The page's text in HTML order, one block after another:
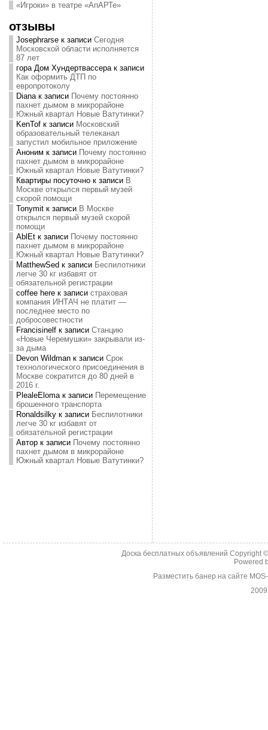
«Игроки» в театре «АпАРТе»
отзывы
Josephrarseк записи Сегодня
Московской области исполняется
87 лет
гора Дом Хундертвассерак записи
Как оформить ДТП по
европротоколу
Dianaк записи Почему постоянно
пахнет дымом в микрорайоне
Южный квартал Новые Ватутинки?
KenTofк записи Московский
образовательный телеканал
запустил мобильное приложение
Аноним к записи Почему постоянно
пахнет дымом в микрорайоне
Южный квартал Новые Ватутинки?
Квартиры посуточнок записи В
Москве открылся первый музей
скорой помощи
Tonymitк записи В Москве
открылся первый музей скорой
помощи
AblEtк записи Почему постоянно
пахнет дымом в микрорайоне
Южный квартал Новые Ватутинки?
MatthewSed к записи Беспилотники
легче 30 кг избавят от
обязательной регистрации
coffee hereк записи страховая
компания ИНТАЧ не платит —
последнее место по
добросовестности
Francisinelfк записи Станцию
«Новые Черемушки» закрывали из-
за дыма
Devon Wildmanк записи Срок
технологического присоединения в
Москве сократится до 80 дней в
2016 г.
PlealeElomaк записи Перемещение
брошенного транспорта
Ronaldsilkyк записи Беспилотники
легче 30 кг избавят от
обязательной регистрации
Авторк записи Почему постоянно
пахнет дымом в микрорайоне
Южный квартал Новые Ватутинки?
Доска бесплатных объявлений Copyright
Powered
Разместить банер на сайте